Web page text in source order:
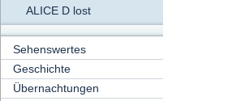
ALICE D lost
Sehenswertes
Geschichte
Übernachtungen